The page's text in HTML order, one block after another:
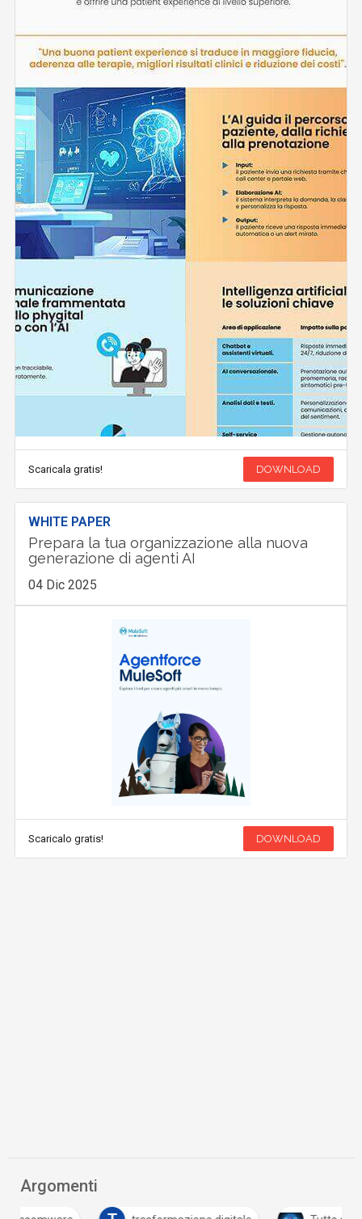
Scaricala gratis! DOWNLOAD
WHITE PAPER
Prepara la tua organizzazione alla nuova
generazione di agenti AI
04 Dic 2025
Scaricalo gratis! DOWNLOAD
Argomenti